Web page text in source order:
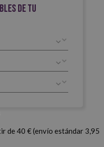
DE TU
de 40 € (envío estándar 3,95